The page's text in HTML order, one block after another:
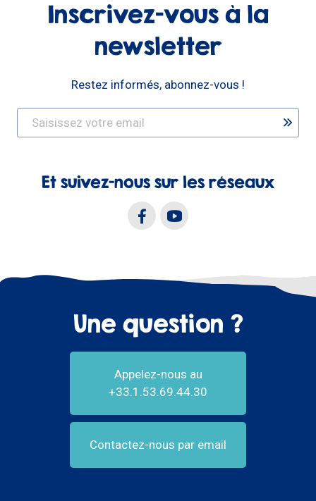
Inscrivez-vous à la
newsletter
Restez informés, abonnez-vous !
Et suivez-nous sur les réseaux
Une question ?
Appelez-nous au
+33.1.53.69.44.30
Contactez-nous par email